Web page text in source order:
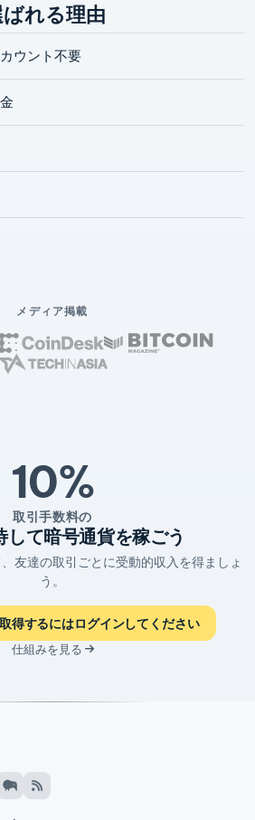
れる理由
ウント不要
メディア掲載
10%
取引手数料の
して暗号通貨を稼ごう
友達の取引ごとに受動的収入を得ましょ
う。
得するにはログインしてください
仕組みを見る